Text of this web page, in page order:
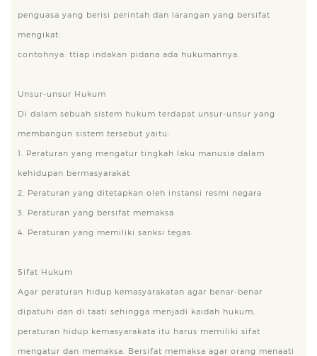
penguasa yang berisi perintah dan larangan yang bersifat
mengikat:
contohnya: ttiap indakan pidana ada hukumannya.
Unsur-unsur Hukum
Di dalam sebuah sistem hukum terdapat unsur-unsur yang
membangun sistem tersebut yaitu:
1. Peraturan yang mengatur tingkah laku manusia dalam
kehidupan bermasyarakat
2. Peraturan yang ditetapkan oleh instansi resmi negara
3. Peraturan yang bersifat memaksa
4. Peraturan yang memiliki sanksi tegas.
Sifat Hukum
Agar peraturan hidup kemasyarakatan agar benar-benar
dipatuhi dan di taati sehingga menjadi kaidah hukum,
peraturan hidup kemasyarakata itu harus memiliki sifat
mengatur dan memaksa. Bersifat memaksa agar orang menaati